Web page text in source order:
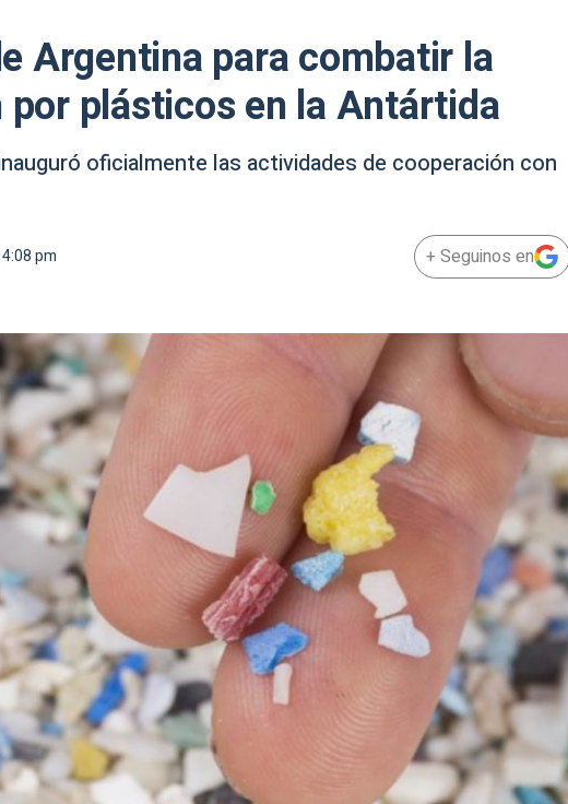
Argentina para combatir la
plásticos en la Antártida
oficialmente las actividades de cooperación con
pm + Seguinos en